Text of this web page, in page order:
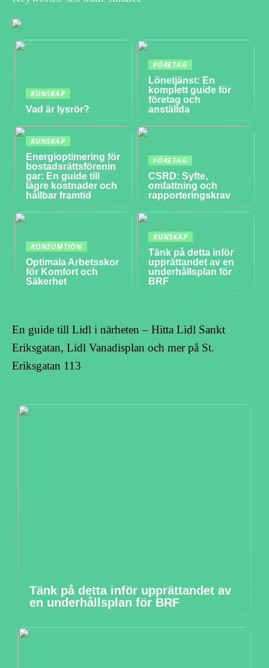
KUNSKAP
Vad är lysrör?
FÖRETAG
Lönetjänst: En
komplett guide för
företag och
anställda
KUNSKAP
Energioptimering för
bostadsrättsförenin
gar: En guide till
lägre kostnader och
hållbar framtid
FÖRETAG
CSRD: Syfte,
omfattning och
rapporteringskrav
KONSUMTION
Optimala Arbetsskor
för Komfort och
Säkerhet
KUNSKAP
Tänk på detta inför
upprättandet av en
underhållsplan för
BRF
En guide till Lidl i närheten – Hitta Lidl Sankt
Eriksgatan, Lidl Vanadisplan och mer på St.
Eriksgatan 113
Tänk på detta inför upprättandet av
en underhållsplan för BRF